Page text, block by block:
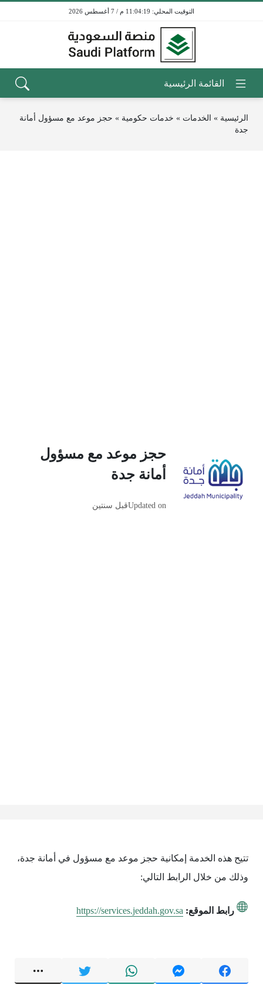
11:04:19 م / 7 أغسطس 2026
الرئيسية » الخدمات » خدمات حكومية » حجز موعد مع مسؤول أمانة
جدة
حجز موعد مع مسؤول
أمانة جدة
Updated onقبل سنتين
تتيح هذه الخدمة إمكانية حجز موعد مع مسؤول في أمانة جدة،
وذلك من خلال الرابط التالي:
رابط الموقع: https://services.jeddah.gov.sa